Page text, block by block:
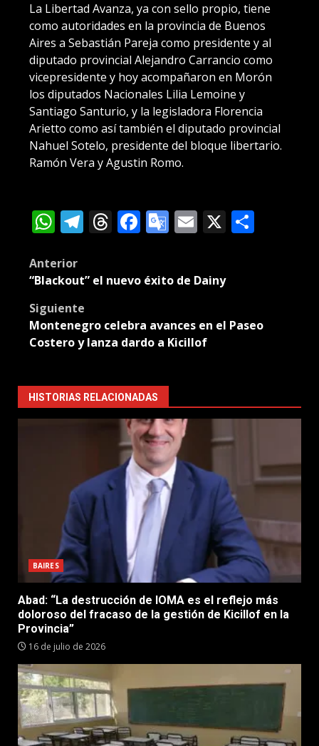
La Libertad Avanza, ya con sello propio, tiene
como autoridades en la provincia de Buenos
Aires a Sebastián Pareja como presidente y al
diputado provincial Alejandro Carrancio como
vicepresidente y hoy acompañaron en Morón
los diputados Nacionales Lilia Lemoine y
Santiago Santurio, y la legisladora Florencia
Arietto como así también el diputado provincial
Nahuel Sotelo, presidente del bloque libertario.
Ramón Vera y Agustin Romo.
WhatsApp
Telegram
Threads
Facebook
Google
Email
X
Post
Anterior
“Blackout” el nuevo éxito de Dainy
Siguiente
Montenegro celebra avances en el Paseo
Costero y lanza dardo a Kicillof
HISTORIAS RELACIONADAS
BAIRES
Abad: “La destrucción de IOMA es el reflejo más
doloroso del fracaso de la gestión de Kicillof en la
Provincia”
16 de julio de 2026